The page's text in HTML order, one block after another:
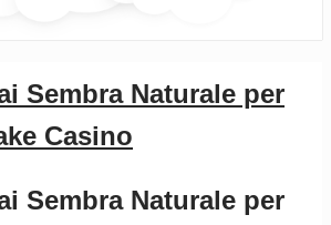
Sembra Naturale per
Casino
Sembra Naturale per